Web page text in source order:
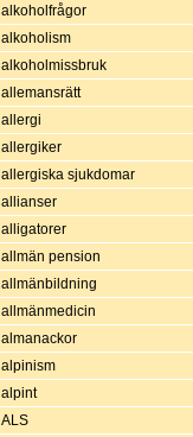
alkoholfrågor
alkoholism
alkoholmissbruk
allemansrätt
allergi
allergiker
allergiska sjukdomar
allianser
alligatorer
allmän pension
allmänbildning
allmänmedicin
almanackor
alpinism
alpint
ALS